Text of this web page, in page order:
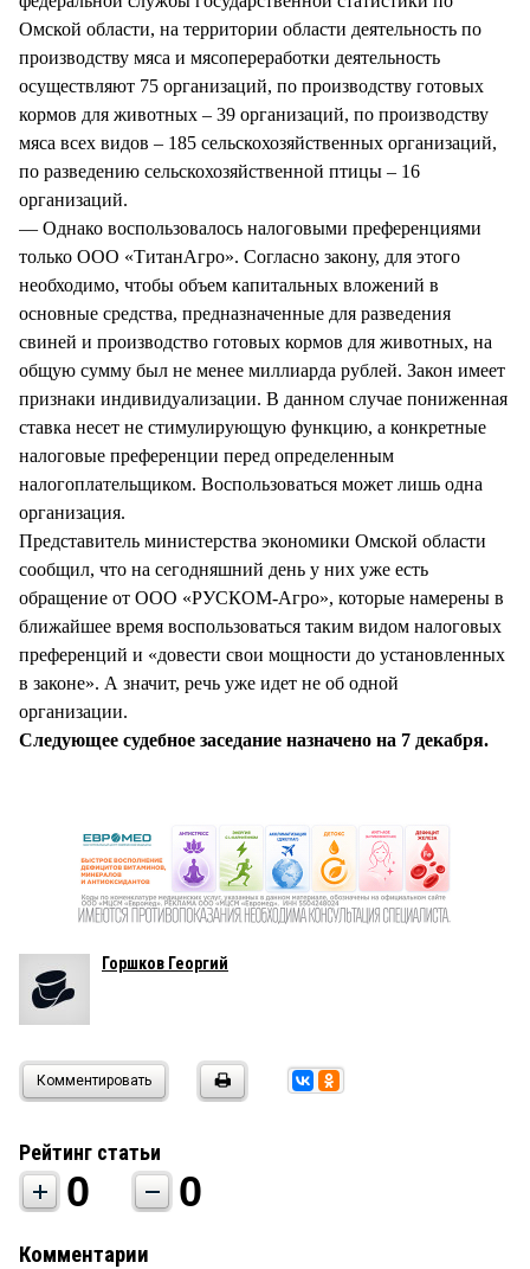
Омской области, на территории области деятельность по
производству мяса и мясопереработки деятельность
осуществляют 75 организаций, по производству готовых
кормов для животных – 39 организаций, по производству
мяса всех видов – 185 сельскохозяйственных организаций,
по разведению сельскохозяйственной птицы – 16
организаций.
— Однако воспользовалось налоговыми преференциями
только ООО «ТитанАгро». Согласно закону, для этого
необходимо, чтобы объем капитальных вложений в
основные средства, предназначенные для разведения
свиней и производство готовых кормов для животных, на
общую сумму был не менее миллиарда рублей. Закон имеет
признаки индивидуализации. В данном случае пониженная
ставка несет не стимулирующую функцию, а конкретные
налоговые преференции перед определенным
налогоплательщиком. Воспользоваться может лишь одна
организация.
Представитель министерства экономики Омской области
сообщил, что на сегодняшний день у них уже есть
обращение от ООО «РУСКОМ-Агро», которые намерены в
ближайшее время воспользоваться таким видом налоговых
преференций и «довести свои мощности до установленных
в законе». А значит, речь уже идет не об одной
организации.
Следующее судебное заседание назначено на 7 декабря.
Горшков Георгий
Комментировать
Рейтинг статьи
0 0
Комментарии